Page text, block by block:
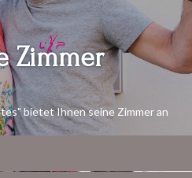
Zimmer
bietet Ihnen seine Zimmer an